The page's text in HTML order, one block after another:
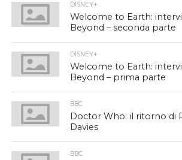
DISNEY+
Welcome to Earth:
Beyond – seconda parte
DISNEY+
Welcome to Earth:
Beyond – prima parte
BBC
Doctor Who: il ritorno di
Davies
BBC